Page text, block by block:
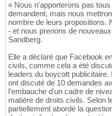
« Nous n'apporterons pas
demandent, mais nous
nombre de leurs propositions.
- et nous prenons de
Sandberg.
Elle a déclaré que Facebook
civils, comme cela a été
leaders du boycott
ont discuté de 10 demandes
l'embauche d'un cadre de
matière de droits civils. Selon
partiellement abordé la